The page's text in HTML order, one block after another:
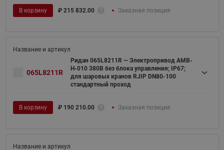
В корзину ₽ 215 832.00 Заказная позиция
065L8211R
Ридан 065L8211R — Электропривод AMB-
H-010 380В без блока управления; IP67;
для шаровых кранов RJIP DN80-100
стандартный проход
В корзину ₽ 190 210.00 Заказная позиция